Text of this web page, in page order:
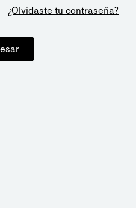
¿Olvidaste tu contraseña?